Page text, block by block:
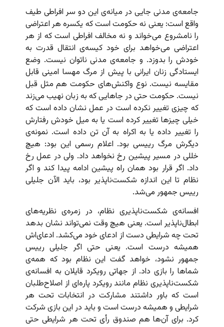
جامعه‌ی مدنی جایی در میانه‌ی این دو سر افراطی طیف
واقع است: یعنی نه حکومت است که یکسره هر اعتراضی
را نامشروع می‌خواند و نه مخالف افراطی است که از هر
اعتراضی می‌خواهد برای خود کیسه‌ی انتقال قدرت به
خودش را بدوزد. و جامعه‌ی مدنی ناتوان نیست. وضع
ایستادگی زنان ایرانی با پیش از مرگ مهسا امینی قابل
مقایسه نیست. نوع واکنش‌های حکومت هم مثل قبل
نیست. حکومت حتی در جاهایی که به زبان نهیب می‌زند
که چیزی تغییر نکرده است در عمل نشان داده است که
خیلی چیزها تغییر کرده است یا به میل خودش رفتارش
را تغییر داده یا به اکراه به آن تن داده است. نمونه‌ی
دیگرش مرگ رییسی بود. اعلام رسمی این بود: هیچ
خللی در مسیر پیشین رخ نخواهد داد. ولی در عمل رخ
داد. اگر قرار بود همان راه پیشین ادامه پیدا کند و اگر
نظام تا این اندازه شکست‌ناپذیر بود، باید الآن جلیلی
رییس جمهور می‌شد.
افسانه‌ی شکست‌ناپذیری نظام، در زمره‌ی نظریه‌های
ابطال‌ناپذیر است. یعنی هیچ وقت نمی‌تواند نشان بدهد
تحت چه شرایطی دست از ادعای خود می‌کشد. ادعای‌اش
همیشه درست است. یعنی حتی اگر جلیلی رییس
جمهور نشود، خواهد گفت این نظام بود که همه‌ی
شماها را بازی داد. از جهاتی رویکرد قایلان به افسانه‌ی
شکست‌ناپذیری نظام مانند رویکرد پاره‌ای از اصلاح‌طلبان
است که باور داشتند مشارکت در انتخابات تحت هر
شرایطی و همیشه درست است و باید در این بازی شرکت
کرد. برای آن‌ها هم صندوق رأی تحت هر شرایطی حتی